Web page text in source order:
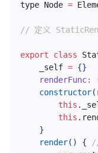
type Node =
// 定义
export class
	_self
= {}
renderFunc:
constructor(
this .
this .
}
render( ) {